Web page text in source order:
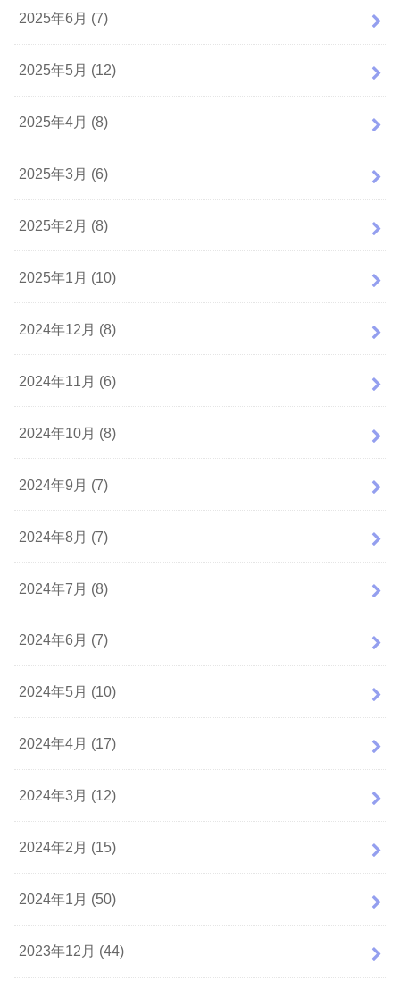
2025年6月 (7)
2025年5月 (12)
2025年4月 (8)
2025年3月 (6)
2025年2月 (8)
2025年1月 (10)
2024年12月 (8)
2024年11月 (6)
2024年10月 (8)
2024年9月 (7)
2024年8月 (7)
2024年7月 (8)
2024年6月 (7)
2024年5月 (10)
2024年4月 (17)
2024年3月 (12)
2024年2月 (15)
2024年1月 (50)
2023年12月 (44)